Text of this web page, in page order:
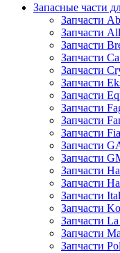
Запасные части
Запчасти
Запчасти
Запчасти
Запчасти
Запчасти
Запчасти
Запчасти
Запчасти
Запчасти
Запчасти
Запчасти
Запчасти
Запчасти
Запчасти
Запчасти
Запчасти
Запчасти
Запчасти
Запчасти